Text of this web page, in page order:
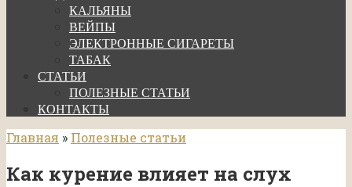
КАЛЬЯНЫ
ВЕЙПЫ
ЭЛЕКТРОННЫЕ СИГАРЕТЫ
ТАБАК
СТАТЬИ
ПОЛЕЗНЫЕ СТАТЬИ
КОНТАКТЫ
Главная » Полезные статьи
Как курение влияет на слух